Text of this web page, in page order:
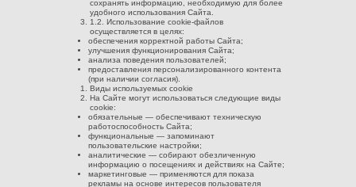
сохранять информацию, необходимую для более
удобного использования Сайта.
1.2. Использование cookie-файлов
осуществляется в целях:
обеспечения корректной работы Сайта;
улучшения функционирования Сайта;
анализа поведения пользователей;
предоставления персонализированного контента
(при наличии согласия).
Виды используемых cookie
На Сайте могут использоваться следующие виды
cookie:
обязательные — обеспечивают техническую
работоспособность Сайта;
функциональные — запоминают
пользовательские настройки;
аналитические — собирают обезличенную
информацию о посещениях и действиях на Сайте;
маркетинговые — применяются для показа
рекламы на основе интересов пользователя